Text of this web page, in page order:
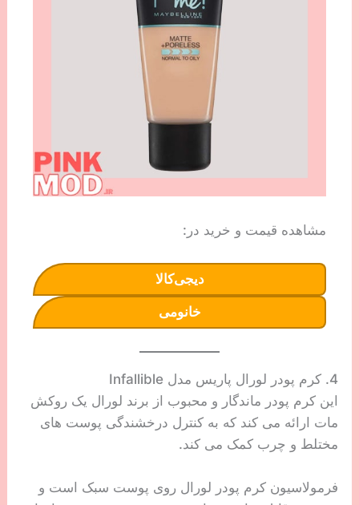
مشاهده قیمت و خرید در:
دیجی‌کالا
خانومی
4. کرم پودر لورال پاریس مدل Infallible
این کرم پودر ماندگار و محبوب از برند لورال یک روکش
مات ارائه می کند که به کنترل درخشندگی پوست های
مختلط و چرب کمک می کند.
فرمولاسیون کرم پودر لورال روی پوست سبک است و